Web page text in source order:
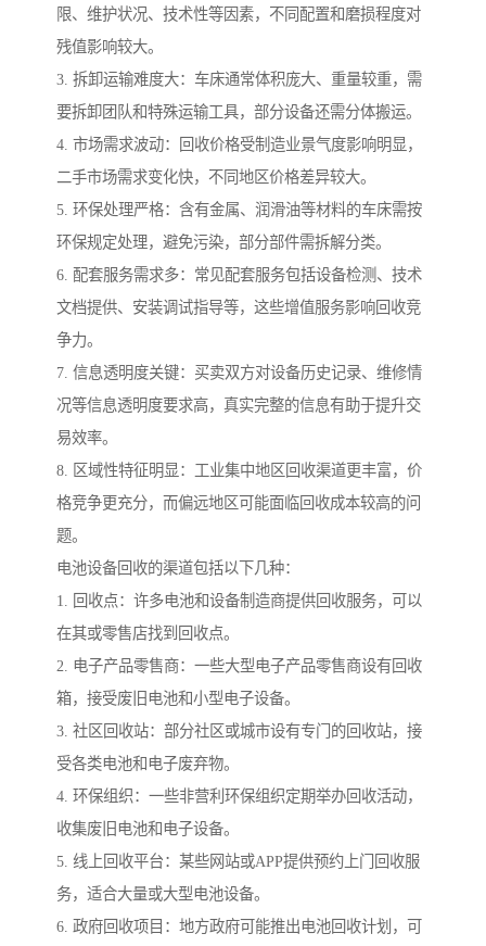
限、维护状况、技术性等因素，不同配置和磨损程度对
残值影响较大。
3. 拆卸运输难度大：车床通常体积庞大、重量较重，需
要拆卸团队和特殊运输工具，部分设备还需分体搬运。
4. 市场需求波动：回收价格受制造业景气度影响明显，
二手市场需求变化快，不同地区价格差异较大。
5. 环保处理严格：含有金属、润滑油等材料的车床需按
环保规定处理，避免污染，部分部件需拆解分类。
6. 配套服务需求多：常见配套服务包括设备检测、技术
文档提供、安装调试指导等，这些增值服务影响回收竞
争力。
7. 信息透明度关键：买卖双方对设备历史记录、维修情
况等信息透明度要求高，真实完整的信息有助于提升交
易效率。
8. 区域性特征明显：工业集中地区回收渠道更丰富，价
格竞争更充分，而偏远地区可能面临回收成本较高的问
题。
电池设备回收的渠道包括以下几种：
1. 回收点：许多电池和设备制造商提供回收服务，可以
在其或零售店找到回收点。
2. 电子产品零售商：一些大型电子产品零售商设有回收
箱，接受废旧电池和小型电子设备。
3. 社区回收站：部分社区或城市设有专门的回收站，接
受各类电池和电子废弃物。
4. 环保组织：一些非营利环保组织定期举办回收活动，
收集废旧电池和电子设备。
5. 线上回收平台：某些网站或APP提供预约上门回收服
务，适合大量或大型电池设备。
6. 政府回收项目：地方政府可能推出电池回收计划，可